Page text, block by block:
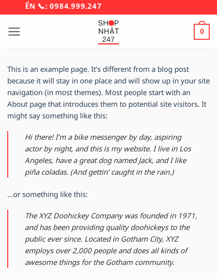
qua
nội
📞: 0984.999.247
0
This is an example page. It’s different from a blog post
because it will stay in one place and will show up in your site
navigation (in most themes). Most people start with an
About page that introduces them to potential site visitors. It
might say something like this:
Hi there! I’m a bike messenger by day, aspiring
actor by night, and this is my website. I live in Los
Angeles, have a great dog named Jack, and I like
piña coladas. (And gettin’ caught in the rain.)
…or something like this:
The XYZ Doohickey Company was founded in 1971,
and has been providing quality doohickeys to the
public ever since. Located in Gotham City, XYZ
employs over 2,000 people and does all kinds of
awesome things for the Gotham community.